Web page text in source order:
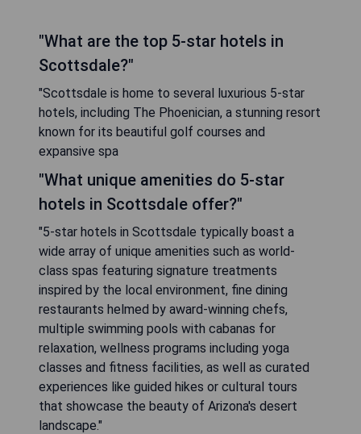
"What are the top 5-star hotels in
Scottsdale?"
"Scottsdale is home to several luxurious 5-star
hotels, including The Phoenician, a stunning resort
known for its beautiful golf courses and
expansive spa
"What unique amenities do 5-star
hotels in Scottsdale offer?"
"5-star hotels in Scottsdale typically boast a
wide array of unique amenities such as world-
class spas featuring signature treatments
inspired by the local environment, fine dining
restaurants helmed by award-winning chefs,
multiple swimming pools with cabanas for
relaxation, wellness programs including yoga
classes and fitness facilities, as well as curated
experiences like guided hikes or cultural tours
that showcase the beauty of Arizona's desert
landscape."